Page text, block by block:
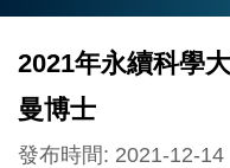
2021年永續科學
曼博士
發布時間: 2021-12-14